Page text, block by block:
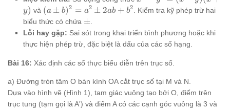
6sqrt{3}
6sqrt{3}}
y^2 =
(x+y)
y) và (a
\pm
b)^2
=
a^2
\pm
+
b^2
(a ± b)2 = a2 ± 2ab + b2
. Kiểm tra kỹ phép trừ hai
biểu thức có chứa \pm
±
Lỗi hay gặp: Sai sót trong khai triển bình phương hoặc khi
thực hiện phép trừ, đặc biệt là dấu của các số hạng.
Bài 16: Xác định các số thực biểu diễn trên trục số.
a) Đường tròn tâm O bán kính OA cắt trục số tại M và N.
Dựa vào hình vẽ (Hình 1), tam giác vuông tạo bởi O, điểm trên
trục tung (tạm gọi là A') và điểm A có các cạnh góc vuông là 3 và